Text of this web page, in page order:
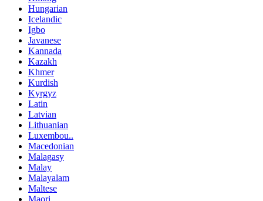
Hungarian
Icelandic
Igbo
Javanese
Kannada
Kazakh
Khmer
Kurdish
Kyrgyz
Latin
Latvian
Lithuanian
Luxembou..
Macedonian
Malagasy
Malay
Malayalam
Maltese
Maori